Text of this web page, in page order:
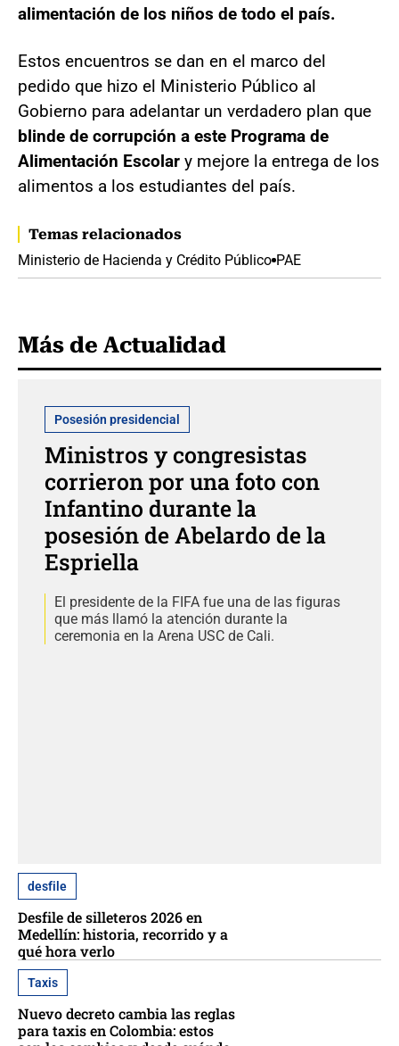
alimentación de los niños de todo el país.
Estos encuentros se dan en el marco del
pedido que hizo el Ministerio Público al
Gobierno para adelantar un verdadero plan que
blinde de corrupción a este Programa de
Alimentación Escolar y mejore la entrega de los
alimentos a los estudiantes del país.
Temas relacionados
Ministerio de Hacienda y Crédito Público PAE
Más de Actualidad
Posesión presidencial
Ministros y congresistas
corrieron por una foto con
Infantino durante la
posesión de Abelardo de la
Espriella
El presidente de la FIFA fue una de las figuras
que más llamó la atención durante la
ceremonia en la Arena USC de Cali.
desfile
Desfile de silleteros 2026 en
Medellín: historia, recorrido y a
qué hora verlo
Taxis
Nuevo decreto cambia las reglas
para taxis en Colombia: estos